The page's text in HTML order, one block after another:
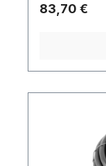
Regulärer
83,70 €